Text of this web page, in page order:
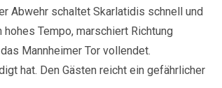
Abwehr schaltet Skarlatidis schnell und
Tempo, marschiert Richtung
Mannheimer Tor vollendet.
hat. Den Gästen reicht ein gefährlicher